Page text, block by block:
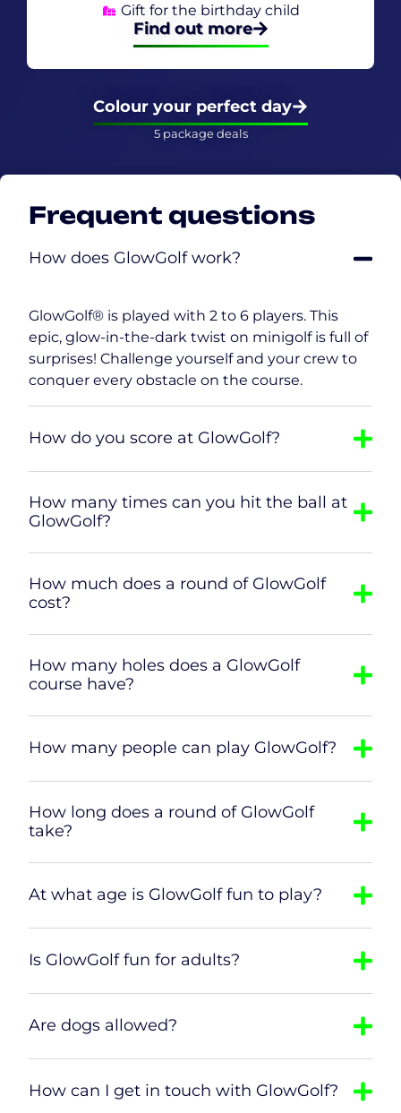
Gift for the birthday child
Find out more
Colour your perfect day
5 package deals
Frequent questions
How does GlowGolf work?
GlowGolf® is played with 2 to 6 players. This
epic, glow-in-the-dark twist on minigolf is full of
surprises! Challenge yourself and your crew to
conquer every obstacle on the course.
How do you score at GlowGolf?
How many times can you hit the ball at
GlowGolf?
How much does a round of GlowGolf
cost?
How many holes does a GlowGolf
course have?
How many people can play GlowGolf?
How long does a round of GlowGolf
take?
At what age is GlowGolf fun to play?
Is GlowGolf fun for adults?
Are dogs allowed?
How can I get in touch with GlowGolf?